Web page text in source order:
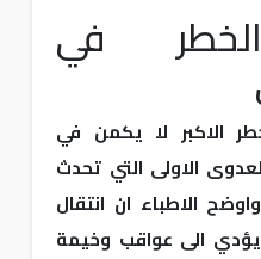
في
الاكبر لا يكمن في
الاولى التي تحدث
الاطباء ان انتقال
الى عواقب وخيمة